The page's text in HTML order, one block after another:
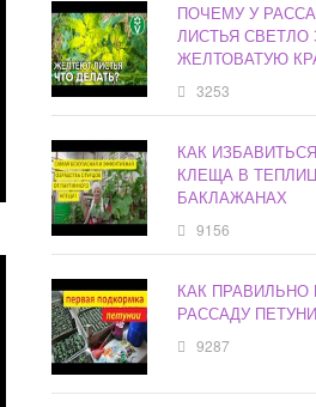
ПОЧЕМУ У
ЛИСТЬЯ
ЖЕЛТОВАТУЮ
3253
КАК
КЛЕЩА В
БАКЛАЖАНАХ
9156
КАК
РАССАДУ
9287